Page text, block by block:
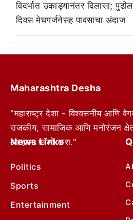
विदर्भात उकाड्यानंतर दिलासा;
दिवस मेघगर्जनेसह पावसाचा अंदाज
Maharashtra Desha
"महाराष्ट्र देशा - विश्वसनीय आणि
राजकीय, सामाजिक आणि मनोरंजन
आम्हाला फॉलो करा."
News Links
Politics
Sports
Entertainment